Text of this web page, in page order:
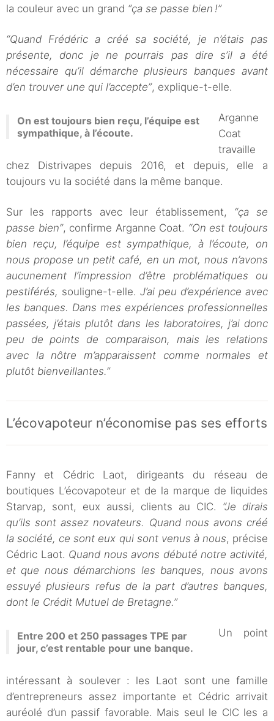
la couleur avec un grand “ça se passe bien !”
“Quand Frédéric a créé sa société, je n’étais pas
présente, donc je ne pourrais pas dire s’il a été
nécessaire qu’il démarche plusieurs banques avant
d’en trouver une qui l’accepte”, explique-t-elle.
On est toujours bien reçu, l’équipe est
sympathique, à l’écoute.
Arganne
Coat
travaille
chez Distrivapes depuis 2016, et depuis, elle a
toujours vu la société dans la même banque.
Sur les rapports avec leur établissement, “ça se
passe bien”, confirme Arganne Coat. “On est toujours
bien reçu, l’équipe est sympathique, à l’écoute, on
nous propose un petit café, en un mot, nous n’avons
aucunement l’impression d’être problématiques ou
pestiférés, souligne-t-elle. J’ai peu d’expérience avec
les banques. Dans mes expériences professionnelles
passées, j’étais plutôt dans les laboratoires, j’ai donc
peu de points de comparaison, mais les relations
avec la nôtre m’apparaissent comme normales et
plutôt bienveillantes.”
L’écovapoteur n’économise pas ses efforts
Fanny et Cédric Laot, dirigeants du réseau de
boutiques L’écovapoteur et de la marque de liquides
Starvap, sont, eux aussi, clients au CIC. “Je dirais
qu’ils sont assez novateurs. Quand nous avons créé
la société, ce sont eux qui sont venus à nous, précise
Cédric Laot. Quand nous avons débuté notre activité,
et que nous démarchions les banques, nous avons
essuyé plusieurs refus de la part d’autres banques,
dont le Crédit Mutuel de Bretagne.”
Entre 200 et 250 passages TPE par
jour, c’est rentable pour une banque.
Un point
intéressant à soulever : les Laot sont une famille
d’entrepreneurs assez importante et Cédric arrivait
auréolé d’un passif favorable. Mais seul le CIC les a